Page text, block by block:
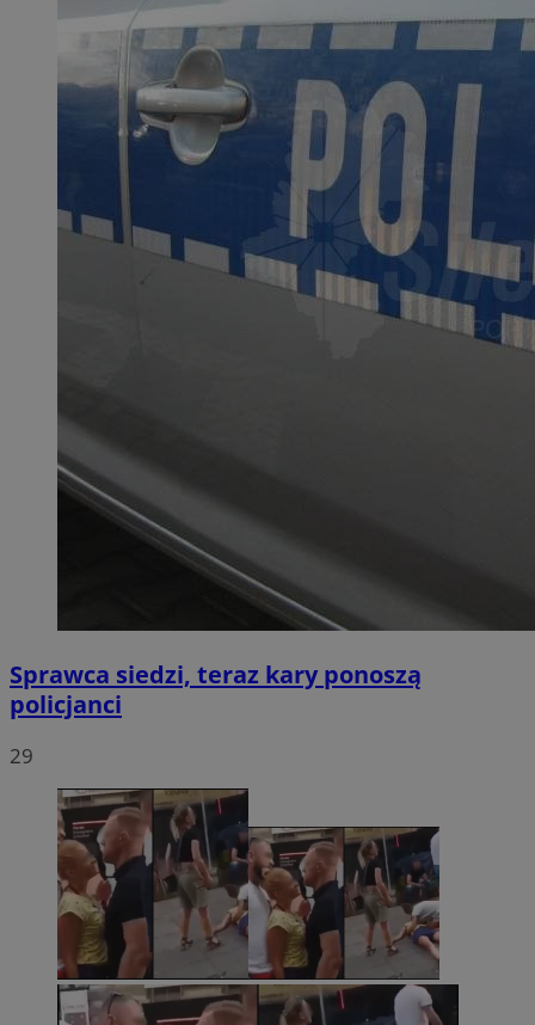
Sprawca siedzi, teraz kary ponoszą
policjanci
29